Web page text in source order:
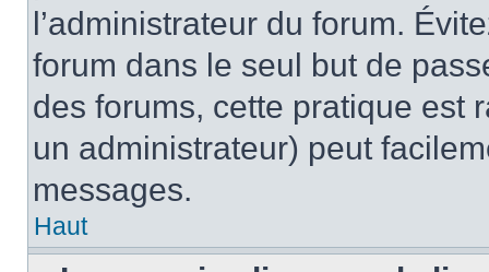
l’administrateur du forum.
forum dans le seul but de
des forums, cette pratique est
un administrateur) peut
messages.
Haut